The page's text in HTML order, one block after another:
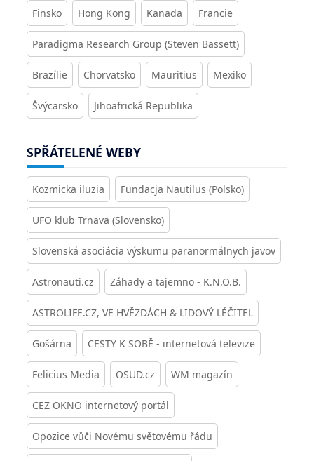
Finsko Hong Kong Kanada Francie
Paradigma Research Group (Steven Bassett)
Brazílie Chorvatsko Mauritius Mexiko
Švýcarsko Jihoafrická Republika
SPŘÁTELENÉ WEBY
Kozmicka iluzia Fundacja Nautilus (Polsko)
UFO klub Trnava (Slovensko)
Slovenská asociácia výskumu paranormálnych javov
Astronauti.cz Záhady a tajemno - K.N.O.B.
ASTROLIFE.CZ, VE HVĚZDÁCH & LIDOVÝ LÉČITEL
Gošárna CESTY K SOBĚ - internetová televize
Felicius Media OSUD.cz WM magazín
CEZ OKNO internetový portál
Opozice vůči Novému světovému řádu